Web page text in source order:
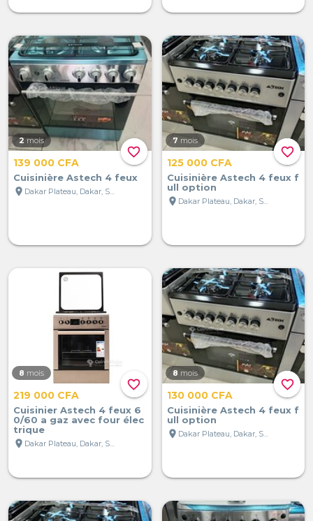
favorite_border
2 mois
139 000 CFA
Cuisinière Astech 4 feux
location_on
Dakar Plateau, Dakar, Sénégal
favorite_border
7 mois
125 000 CFA
Cuisinière Astech 4 feux f
ull option
location_on
Dakar Plateau, Dakar, Sénégal
favorite_border
8 mois
219 000 CFA
Cuisinier Astech 4 feux 6
0/60 a gaz avec four élec
trique
location_on
Dakar Plateau, Dakar, Sénégal
favorite_border
8 mois
130 000 CFA
Cuisinière Astech 4 feux f
ull option
location_on
Dakar Plateau, Dakar, Sénégal